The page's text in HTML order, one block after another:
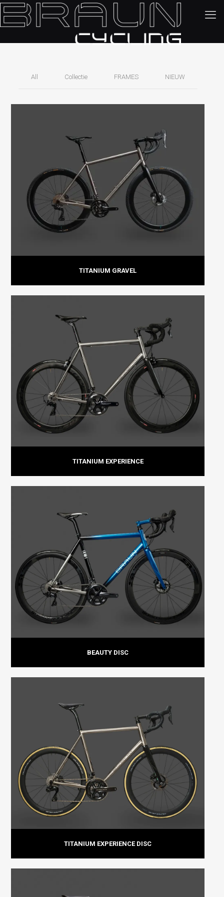
All Collectie FRAMES NIEUW
TITANIUM GRAVEL
TITANIUM EXPERIENCE
BEAUTY DISC
TITANIUM EXPERIENCE DISC